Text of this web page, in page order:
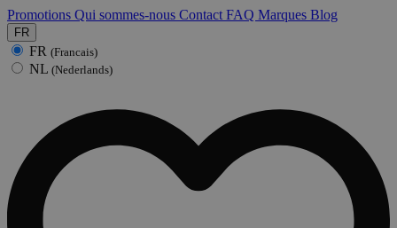
Promotions Qui sommes-nous Contact FAQ Marques Blog
FR
FR (Francais)
NL (Nederlands)